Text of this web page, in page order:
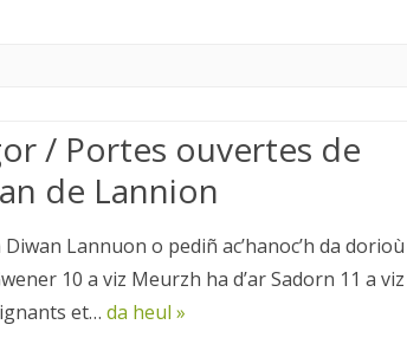
/ Portes ouvertes de
de Lannion
Lannuon o pediñ ac’hanoc’h da dorioù
10 a viz Meurzh ha d’ar Sadorn 11 a viz
et… da heul »